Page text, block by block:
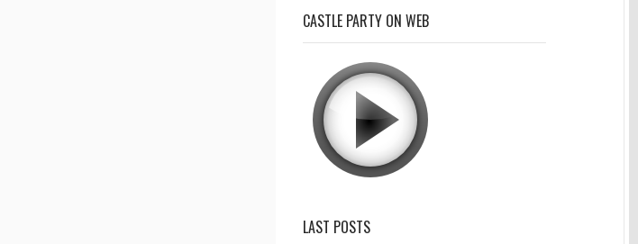
CASTLE PARTY ON WEB
LAST POSTS